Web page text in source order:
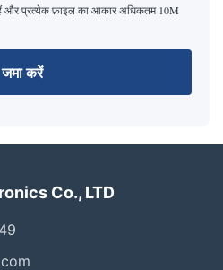
प्रत्येक फ़ाइल का आकार अधिकतम 10M
जमा करें
Co., LTD